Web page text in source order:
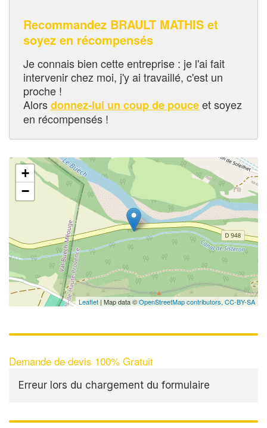
Recommandez BRAULT MATHIS et
soyez en récompensés
Je connais bien cette entreprise : je l'ai fait
intervenir chez moi, j'y ai travaillé, c'est un
proche !
Alorsdonnez-lui un coup de pouceet soyez
en récompensés !
+
−
Leaflet | Map data ©OpenStreetMap contributors, CC-BY-SA
Demande de devis 100% Gratuit
Erreur lors du chargement du formulaire